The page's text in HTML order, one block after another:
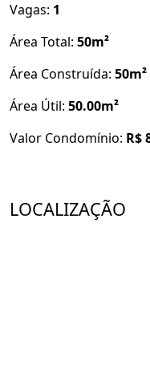
Vagas: 1
Área Total: 50m²
Área Construída: 50m²
Área Útil: 50.00m²
Valor Condomínio: R$
LOCALIZAÇÃO